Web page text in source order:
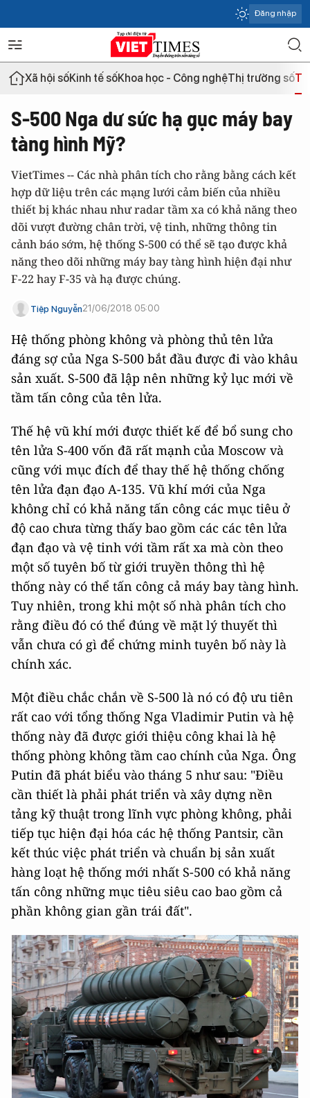
Đăng nhập
Xã hội sốKinh tế sốKhoa học - Công nghệThị trường số
S-500 Nga dư sức hạ gục máy bay
tàng hình Mỹ?
VietTimes -- Các nhà phân tích cho rằng bằng cách kết
hợp dữ liệu trên các mạng lưới cảm biến của nhiều
thiết bị khác nhau như radar tầm xa có khả năng theo
dõi vượt đường chân trời, vệ tinh, những thông tin
cảnh báo sớm, hệ thống S-500 có thể sẽ tạo được khả
năng theo dõi những máy bay tàng hình hiện đại như
F-22 hay F-35 và hạ được chúng.
Tiệp Nguyễn21/06/2018 05:00
Hệ thống phòng không và phòng thủ tên lửa
đáng sợ của Nga S-500 bắt đầu được đi vào khâu
sản xuất. S-500 đã lập nên những kỷ lục mới về
tầm tấn công của tên lửa.
Thế hệ vũ khí mới được thiết kế để bổ sung cho
tên lửa S-400 vốn đã rất mạnh của Moscow và
cũng với mục đích để thay thế hệ thống chống
tên lửa đạn đạo A-135. Vũ khí mới của Nga
không chỉ có khả năng tấn công các mục tiêu ở
độ cao chưa từng thấy bao gồm các các tên lửa
đạn đạo và vệ tinh với tầm rất xa mà còn theo
một số tuyên bố từ giới truyền thông thì hệ
thống này có thể tấn công cả máy bay tàng hình.
Tuy nhiên, trong khi một số nhà phân tích cho
rằng điều đó có thể đúng về mặt lý thuyết thì
vẫn chưa có gì để chứng minh tuyên bố này là
chính xác.
Một điều chắc chắn về S-500 là nó có độ ưu tiên
rất cao với tổng thống Nga Vladimir Putin và hệ
thống này đã được giới thiệu công khai là hệ
thống phòng không tầm cao chính của Nga. Ông
Putin đã phát biểu vào tháng 5 như sau: "Điều
cần thiết là phải phát triển và xây dựng nền
tảng kỹ thuật trong lĩnh vực phòng không, phải
tiếp tục hiện đại hóa các hệ thống Pantsir, cần
kết thúc việc phát triển và chuẩn bị sản xuất
hàng loạt hệ thống mới nhất S-500 có khả năng
tấn công những mục tiêu siêu cao bao gồm cả
phần không gian gần trái đất".